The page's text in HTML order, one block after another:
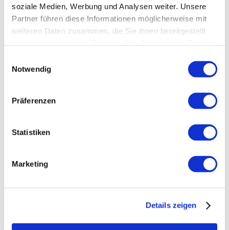
soziale Medien, Werbung und Analysen weiter. Unsere
Partner führen diese Informationen möglicherweise mit
weiteren Daten zusammen, die Sie ihnen bereitgestellt
Notwendig
Präferenzen
Statistiken
Marketing
Details zeigen
mich! (10.04.26)
Gut gestärkt in den Wandel der Wechseljahre.
Weitere Informationen